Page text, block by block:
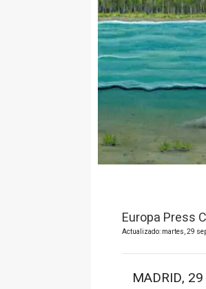
Europa Press
Actualizado: martes, 29
MADRID, 29